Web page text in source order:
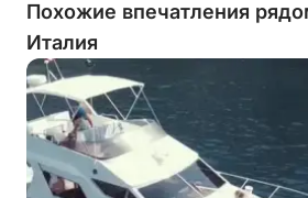
Похожие впечатления
Италия